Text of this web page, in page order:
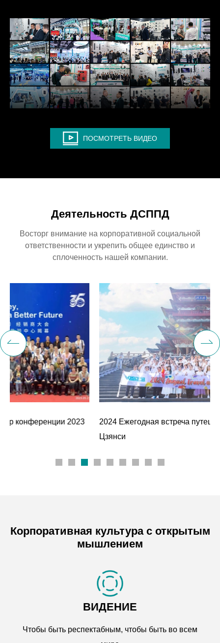
ПОСМОТРЕТЬ ВИДЕО
Деятельность ДСППД
Восторг внимание на корпоративной социальной
ответственности и укрепить общее единство и
сплоченность нашей компании.
2024 Ежегодная встреча путешествий с культурой
Корпоративная культура с открытым
мышлением
ВИДЕНИЕ
Чтобы быть респектабным, чтобы быть во всем